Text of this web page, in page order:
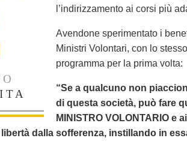
l’indirizzamento ai corsi più
Avendone sperimentato i
Ministri Volontari, con lo
programma per la prima volta:
“Se a qualcuno non
di questa società, può fare
MINISTRO VOLONTARIO e
dalla sofferenza, instillando in